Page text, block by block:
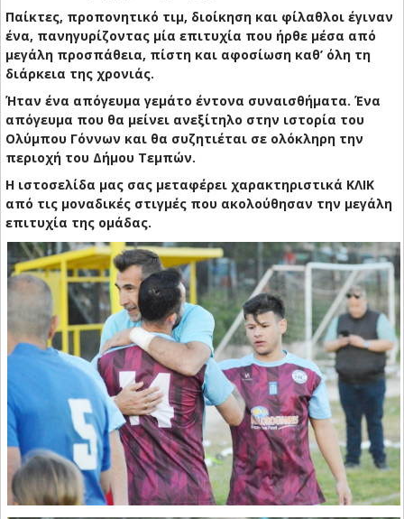
Παίκτες, προπονητικό τιμ, διοίκηση και φίλαθλοι έγιναν
ένα, πανηγυρίζοντας μία επιτυχία που ήρθε μέσα από
μεγάλη προσπάθεια, πίστη και αφοσίωση καθ’ όλη τη
διάρκεια της χρονιάς.
Ήταν ένα απόγευμα γεμάτο έντονα συναισθήματα. Ένα
απόγευμα που θα μείνει ανεξίτηλο στην ιστορία του
Ολύμπου Γόννων και θα συζητιέται σε ολόκληρη την
περιοχή του Δήμου Τεμπών.
Η ιστοσελίδα μας σας μεταφέρει χαρακτηριστικά ΚΛΙΚ
από τις μοναδικές στιγμές που ακολούθησαν την μεγάλη
επιτυχία της ομάδας.